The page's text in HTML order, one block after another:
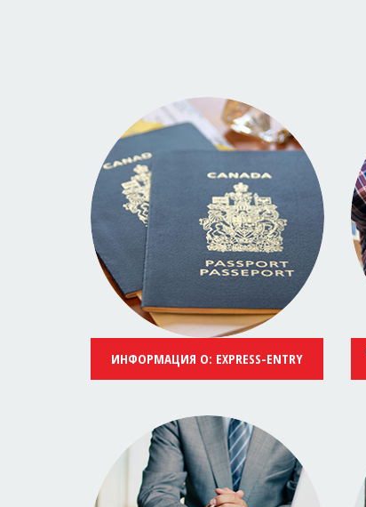
ИНФОРМАЦИЯ О: EXPRESS-ENTRY